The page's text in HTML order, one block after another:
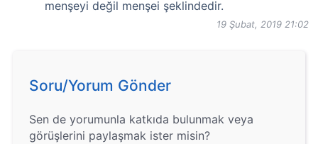
menşeyi değil menşei şeklindedir.
19 Şubat, 2019 21:02
Soru/Yorum Gönder
Sen de yorumunla katkıda bulunmak veya
görüşlerini paylaşmak ister misin?